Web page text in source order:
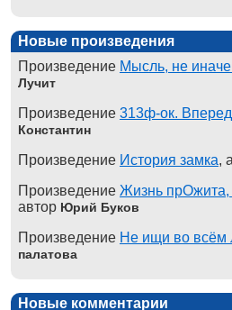
Новые произведения
Произведение Мысль, не
Лучит
Произведение 313ф-ок.
Константин
Произведение История замка,
Произведение Жизнь прОжита,
автор Юрий Буков
Произведение Не ищи во всём
палатова
Новые комментарии